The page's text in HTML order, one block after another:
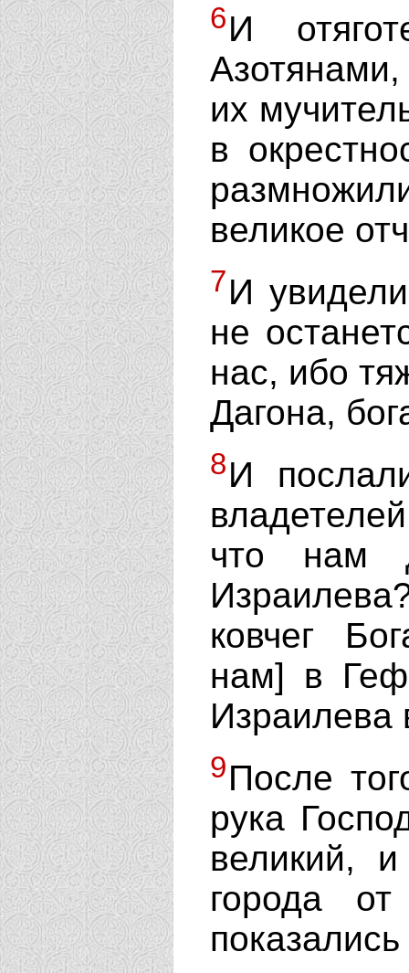
6И
их
в
великое
7И
не
нас, ибо
Дагона,
8И
что нам
ковчег
нам] в
Израилева
9После
рука
великий,
города